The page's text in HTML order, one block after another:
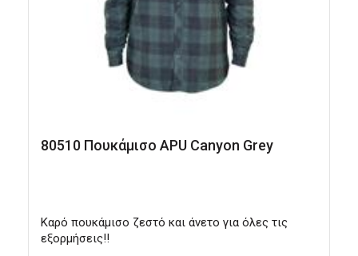
80510 Πουκάμισο APU Canyon Grey
Καρό πουκάμισο ζεστό και άνετο για όλες τις
εξορμήσεις!!